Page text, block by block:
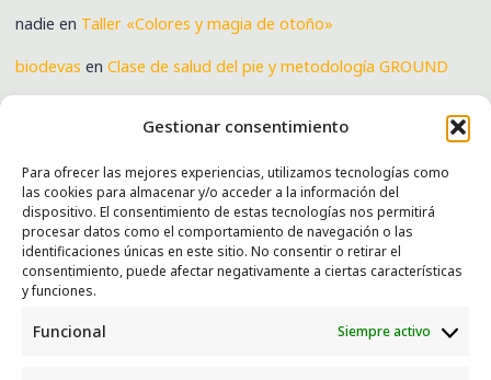
Gestionar consentimiento
Para ofrecer las mejores experiencias, utilizamos tecnologías como
las cookies para almacenar y/o acceder a la información del
dispositivo. El consentimiento de estas tecnologías nos permitirá
procesar datos como el comportamiento de navegación o las
identificaciones únicas en este sitio. No consentir o retirar el
consentimiento, puede afectar negativamente a ciertas características
y funciones.
Funcional Siempre activo
nadie en Taller «Colores y magia de otoño»
biodevas enClase de salud del pie y metodología GROUND
SERVICIOS
Recogida e intercambio de ropa y enseres.
INFORMACIÓN
Política de privacidad